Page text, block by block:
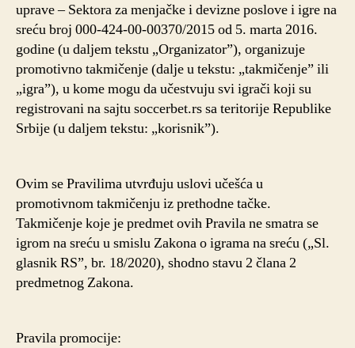
uprave – Sektora za menjačke i devizne poslove i igre na
sreću broj 000-424-00-00370/2015 od 5. marta 2016.
godine (u daljem tekstu „Organizator”), organizuje
promotivno takmičenje (dalje u tekstu: „takmičenje” ili
„igra”), u kome mogu da učestvuju svi igrači koji su
registrovani na sajtu soccerbet.rs sa teritorije Republike
Srbije (u daljem tekstu: „korisnik”).
Ovim se Pravilima utvrđuju uslovi učešća u
promotivnom takmičenju iz prethodne tačke.
Takmičenje koje je predmet ovih Pravila ne smatra se
igrom na sreću u smislu Zakona o igrama na sreću („Sl.
glasnik RS”, br. 18/2020), shodno stavu 2 člana 2
predmetnog Zakona.
Pravila promocije: